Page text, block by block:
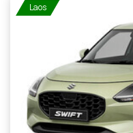
Laos